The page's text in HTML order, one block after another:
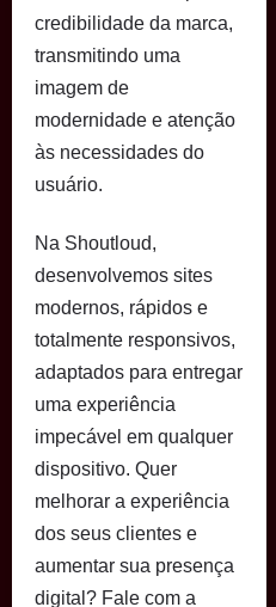
credibilidade da marca,
transmitindo uma
imagem de
modernidade e atenção
às necessidades do
usuário.
Na Shoutloud,
desenvolvemos sites
modernos, rápidos e
totalmente responsivos,
adaptados para entregar
uma experiência
impecável em qualquer
dispositivo. Quer
melhorar a experiência
dos seus clientes e
aumentar sua presença
digital? Fale com a